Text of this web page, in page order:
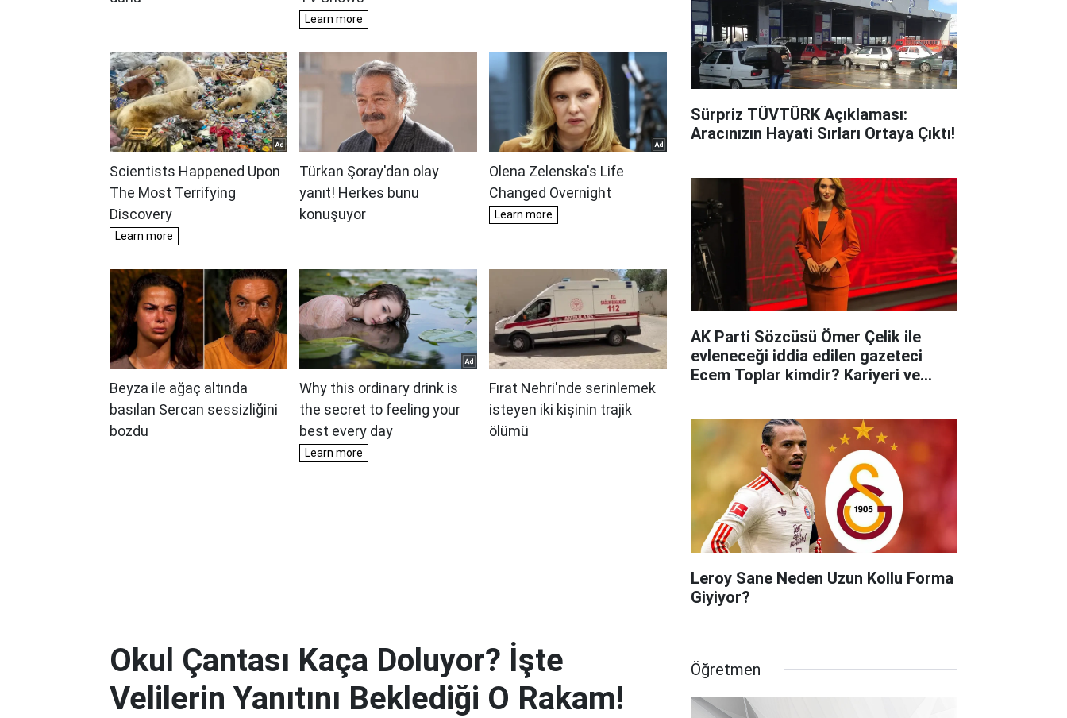
Sürpriz TÜVTÜRK Açıklaması:
Aracınızın Hayati Sırları Ortaya Çıktı!
AK Parti Sözcüsü Ömer Çelik ile
evleneceği iddia edilen gazeteci
Ecem Toplar kimdir? Kariyeri ve
Leroy Sane Neden Uzun Kollu Forma
Giyiyor?
Okul Çantası Kaça Doluyor? İşte
Velilerin Yanıtını Beklediği O Rakam!
Öğretmen